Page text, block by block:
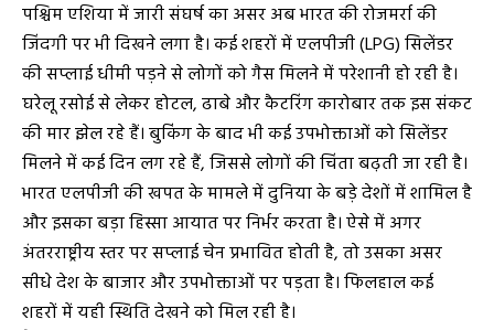
पश्चिम एशिया में जारी संघर्ष का असर अब भारत की रोजमर्रा की
जिंदगी पर भी दिखने लगा है। कई शहरों में एलपीजी (LPG) सिलेंडर
की सप्लाई धीमी पड़ने से लोगों को गैस मिलने में परेशानी हो रही है।
घरेलू रसोई से लेकर होटल, ढाबे और कैटरिंग कारोबार तक इस संकट
की मार झेल रहे हैं। बुकिंग के बाद भी कई उपभोक्ताओं को सिलेंडर
मिलने में कई दिन लग रहे हैं, जिससे लोगों की चिंता बढ़ती जा रही है।
भारत एलपीजी की खपत के मामले में दुनिया के बड़े देशों में शामिल है
और इसका बड़ा हिस्सा आयात पर निर्भर करता है। ऐसे में अगर
अंतरराष्ट्रीय स्तर पर सप्लाई चेन प्रभावित होती है, तो उसका असर
सीधे देश के बाजार और उपभोक्ताओं पर पड़ता है। फिलहाल कई
शहरों में यही स्थिति देखने को मिल रही है।